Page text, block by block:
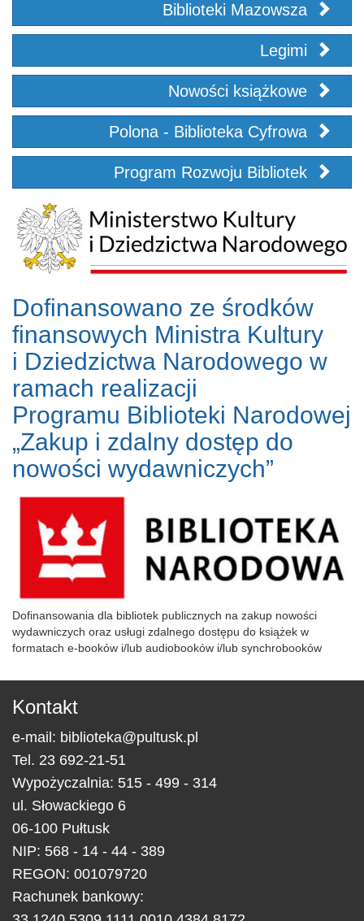
Biblioteki Mazowsza
Legimi
Nowości książkowe
Polona - Biblioteka Cyfrowa
Program Rozwoju Bibliotek
Dofinansowano ze środków
finansowych Ministra Kultury
i Dziedzictwa Narodowego w
ramach realizacji
Programu Biblioteki Narodowej
„Zakup i zdalny dostęp do
nowości wydawniczych”
Dofinansowania dla bibliotek publicznych na zakup nowości
wydawniczych oraz usługi zdalnego dostępu do książek w
formatach e-booków i/lub audiobooków i/lub synchrobooków
Kontakt
e-mail: biblioteka@pultusk.pl
Tel. 23 692-21-51
Wypożyczalnia: 515 - 499 - 314
ul. Słowackiego 6
06-100 Pułtusk
NIP: 568 - 14 - 44 - 389
REGON: 001079720
Rachunek bankowy: